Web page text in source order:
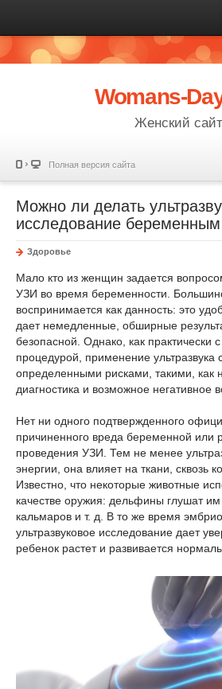
Womans-
Женский сайт
Полная версия сайта
Можно ли делать
исследование беременным
Здоровье
Мало кто из женщин задается
УЗИ во время беременности.
воспринимается как данность: это
дает немедленные, обширные
безопасной. Однако, как практически
процедурой, применение ультразвука
определенными рисками, такими, как
диагностика и возможное негативное
Нет ни одного подтвержденного
причиненного вреда беременной или
проведения УЗИ. Тем не менее
энергии, она влияет на ткани, сквозь
Известно, что некоторые животные
качестве оружия: дельфины глушат
кальмаров и т. д. В то же время
ультразвуковое исследование дает
ребенок растет и развивается